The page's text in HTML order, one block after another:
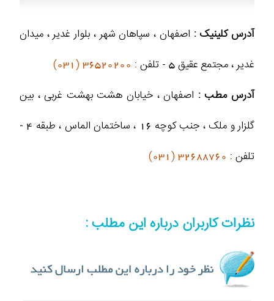
آدرس کلینیک : اصفهان ، سپاهان شهر ، بلوار غدیر ، میدان
غدیر ، مجتمع عقیق 5 - تلفن :
36520200 (031)
آدرس مطب : اصفهان ، خیابان هشت بهشت غربی ، بین
گلزار و ملک ، جنب کوچه 16 ، ساختمان الماس ، طبقه 4 -
تلفن : 32688760 (031)
نظرات کاربران درباره این مطلب :